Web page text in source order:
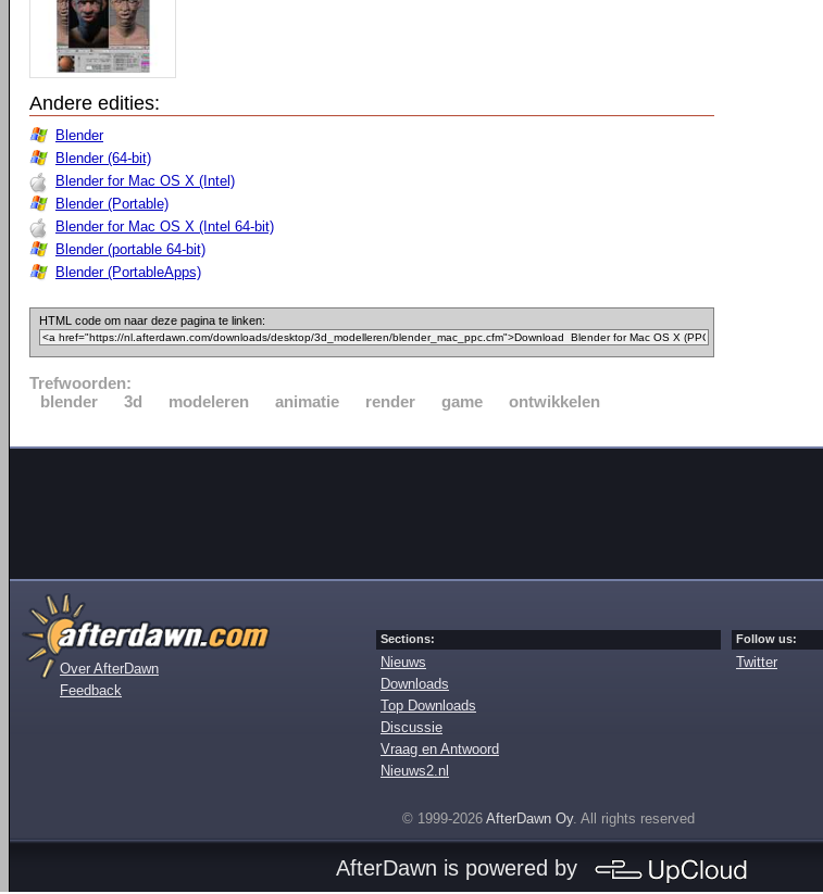
Andere edities:
Blender
Blender (64-bit)
Blender for Mac OS X (Intel)
Blender (Portable)
Blender for Mac OS X (Intel 64-bit)
Blender (portable 64-bit)
Blender (PortableApps)
HTML code om naar deze pagina te linken:
Trefwoorden:
blender
3d modeleren animatie render game ontwikkelen
Over AfterDawn
Feedback
Sections:
Nieuws
Downloads
Top Downloads
Discussie
Vraag en Antwoord
Nieuws2.nl
Follow us:
Twitter
© 1999-2026 AfterDawn Oy. All rights reserved
AfterDawn is powered by